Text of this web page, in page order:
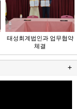
태성회계법인과 업무협약
체결
+